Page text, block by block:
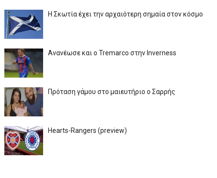
Η Σκωτία έχει την αρχαιότερη σημαία στον κόσμο
Ανανέωσε και ο Tremarco στην Inverness
Πρόταση γάμου στο μαιευτήριο ο Σαρρής
Hearts-Rangers (preview)